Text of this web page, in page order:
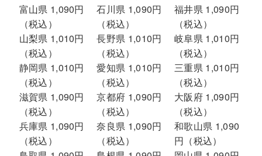
富山県 1,090円
（税込）
石川県 1,090円
（税込）
福井県 1,090円
（税込）
山梨県 1,010円
（税込）
長野県 1,010円
（税込）
岐阜県 1,010円
（税込）
静岡県 1,010円
（税込）
愛知県 1,010円
（税込）
三重県 1,010円
（税込）
滋賀県 1,090円
（税込）
京都府 1,090円
（税込）
大阪府 1,090円
（税込）
兵庫県 1,090円
（税込）
奈良県 1,090円
（税込）
和歌山県 1,090
円（税込）